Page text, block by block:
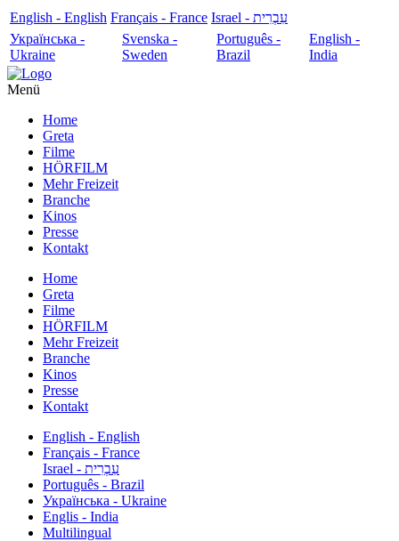
English - English Français - France
עִבְרִית - Israel
Українська -
Ukraine
Svenska -
Sweden
Português -
Brazil
English -
India
Menü
Home
Greta
Filme
HÖRFILM
Mehr Freizeit
Branche
Kinos
Presse
Kontakt
Home
Greta
Filme
HÖRFILM
Mehr Freizeit
Branche
Kinos
Presse
Kontakt
English - English
Français - France
עִבְרִית - Israel
Português - Brazil
Українська - Ukraine
Englis - India
Multilingual